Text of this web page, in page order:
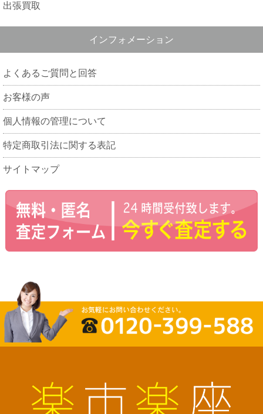
出張買取
インフォメーション
よくあるご質問と回答
お客様の声
個人情報の管理について
特定商取引法に関する表記
サイトマップ